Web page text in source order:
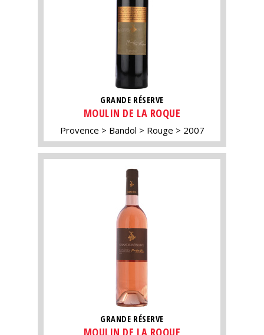
GRANDE RÉSERVE
MOULIN DE LA ROQUE
Provence Bandol Rouge 2007
GRANDE RÉSERVE
MOULIN DE LA ROQUE